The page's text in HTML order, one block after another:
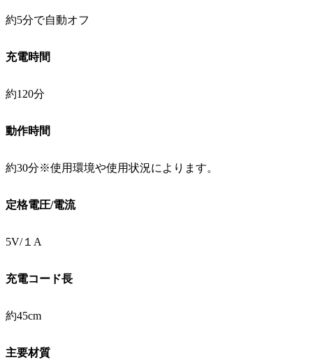
約5分で自動オフ
充電時間
約120分
動作時間
約30分※使用環境や使用状況によります。
定格電圧/電流
5V/１A
充電コード長
約45cm
主要材質